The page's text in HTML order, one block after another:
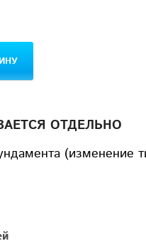
ОТДЕЛЬНО
(изменение